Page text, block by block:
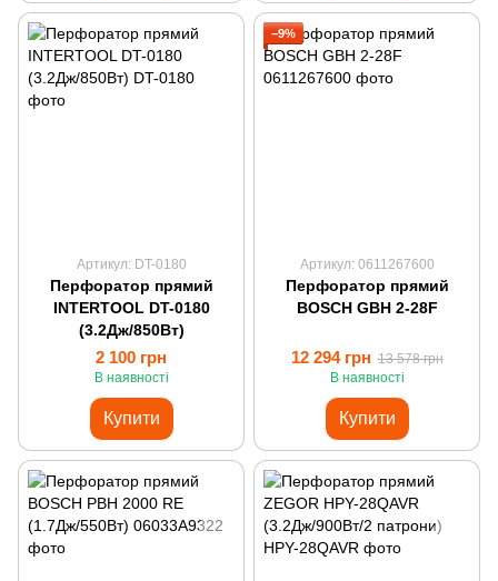
Артикул: DT-0180
Перфоратор прямий
INTERTOOL DT-0180
(3.2Дж/850Вт)
2 100 грн
В наявності
Купити
−9%
Артикул: 0611267600
Перфоратор прямий
BOSCH GBH 2-28F
12 294 грн 13 578 грн
В наявності
Купити